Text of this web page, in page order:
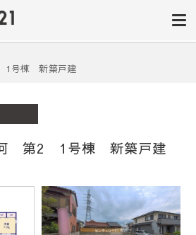
豊
随
ペ
だ
簡
1号棟 新築戸建
河 第2 1号棟 新築戸建